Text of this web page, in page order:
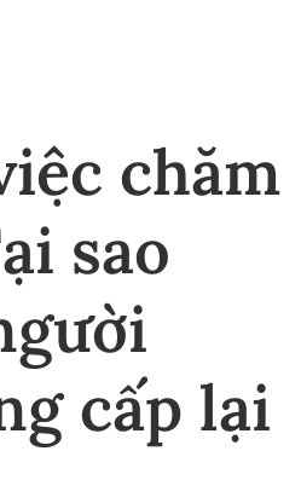
chăm
sao
cấp lại